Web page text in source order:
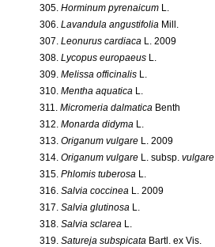
305. Horminum pyrenaicum L.
306. Lavandula angustifolia Mill.
307. Leonurus cardiaca L. 2009
308. Lycopus europaeus L.
309. Melissa officinalis L.
310. Mentha aquatica L.
311. Micromeria dalmatica Benth
312. Monarda didyma L.
313. Origanum vulgare L. 2009
314. Origanum vulgare L. subsp. vulgare
315. Phlomis tuberosa L.
316. Salvia coccinea L. 2009
317. Salvia glutinosa L.
318. Salvia sclarea L.
319. Satureja subspicata Bartl. ex Vis.